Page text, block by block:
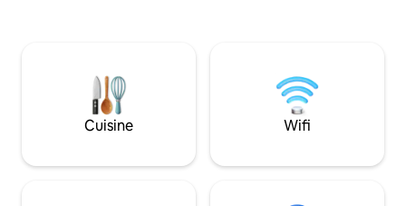
commerciaux (Sambil, San Ignacio) et à
une offre gastronomique variée. Vivez
l'expérience Caracas à ChacaoLand !
Ciudad
Cuisine Wifi